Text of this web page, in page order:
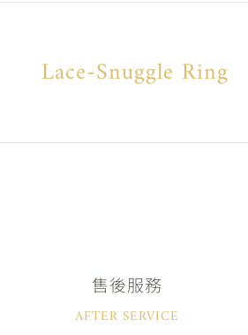
Lace-Snuggle Ring
售後服務
AFTER SERVICE